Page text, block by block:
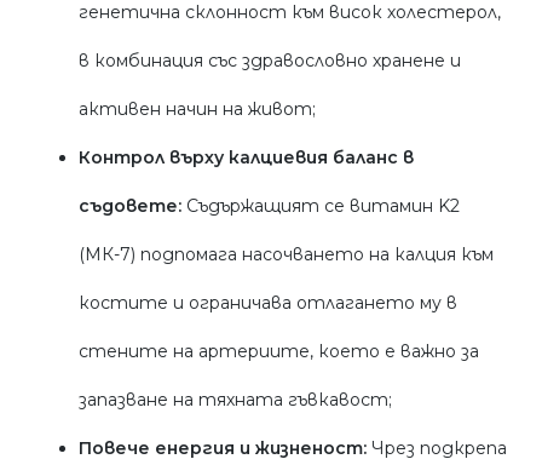
генетична склонност към висок холестерол,
в комбинация със здравословно хранене и
активен начин на живот;
Контрол върху калциевия баланс в
съдовете: Съдържащият се витамин K2
(МК-7) подпомага насочването на калция към
костите и ограничава отлагането му в
стените на артериите, което е важно за
запазване на тяхната гъвкавост;
Повече енергия и жизненост: Чрез подкрепа